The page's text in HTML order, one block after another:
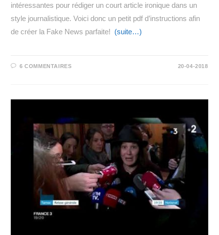
intéressantes pour rédiger un court article ironique dans un
style journalistique. Voici donc un petit pdf d’instructions afin
de créer la Fake News parfaite! (suite…)
6 COMMENTAIRES 20-04-2018